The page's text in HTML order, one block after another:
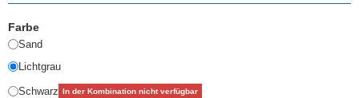
Farbe
Sand
Lichtgrau
Schwarz In der Kombination nicht verfügbar